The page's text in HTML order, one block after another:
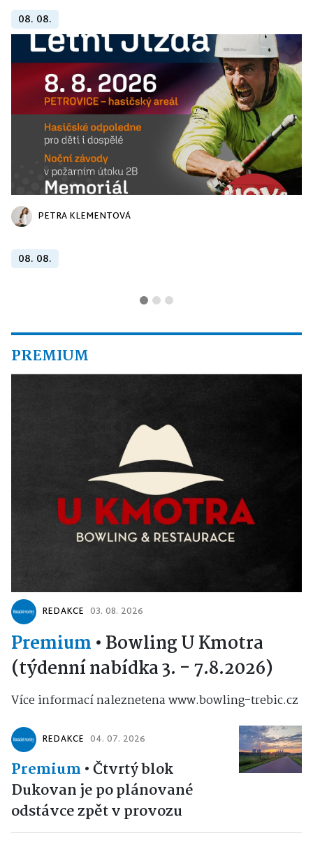
08. 08.
PETRA KLEMENTOVÁ
08. 08.
PREMIUM
REDAKCE 03. 08. 2026
Premium • Bowling U Kmotra
(týdenní nabídka 3. - 7.8.2026)
Více informací naleznetena www.bowling-trebic.cz
REDAKCE 04. 07. 2026
Premium •Čtvrtý blok
Dukovan je po plánované
odstávce zpět v provozu